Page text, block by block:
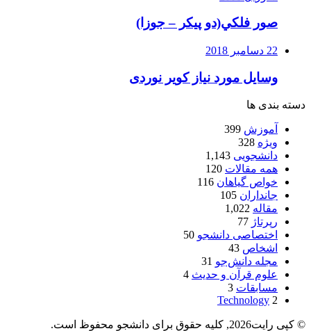
صور فلكي(دو پیکر – جوزا)
22 دسامبر 2018
وسایل مورد نیاز کویر نوردی
دسته بندی ها
آموزش 399
ویژه 328
دانشجویی 1,143
همه مقالات 120
خواص گیاهان 116
جانداران 105
مقاله 1,022
رپرتاژ 77
اختصاصی دانشجو 50
اشخاص 43
مجله دانش‌جو 31
علوم قرآن و حدیث 4
مسابقات 3
Technology 2
© کپی رایت2026, کلیه حقوق برای دانشجو محفوظ است.